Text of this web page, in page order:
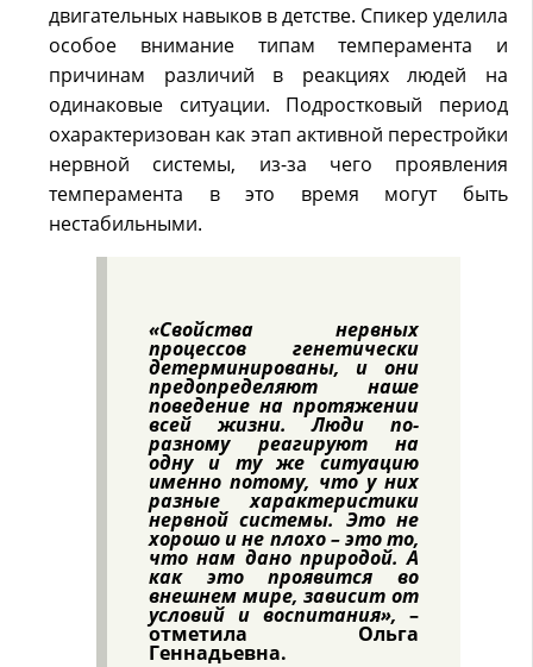
двигательных навыков в детстве. Спикер уделила
особое внимание типам темперамента и
причинам различий в реакциях людей на
одинаковые ситуации. Подростковый период
охарактеризован как этап активной перестройки
нервной системы, из-за чего проявления
темперамента в это время могут быть
нестабильными.
«Свойства нервных
процессов генетически
детерминированы, и они
предопределяют наше
поведение на протяжении
всей жизни. Люди по-
разному реагируют на
одну и ту же ситуацию
именно потому, что у них
разные характеристики
нервной системы. Это не
хорошо и не плохо – это то,
что нам дано природой. А
как это проявится во
внешнем мире, зависит от
условий и воспитания», –
отметила Ольга
Геннадьевна.